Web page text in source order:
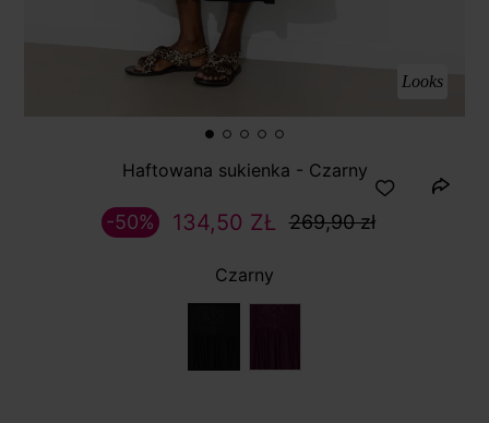
Looks
Haftowana sukienka - Czarny
134,50 ZŁ 269,90 zł
-50%
Czarny